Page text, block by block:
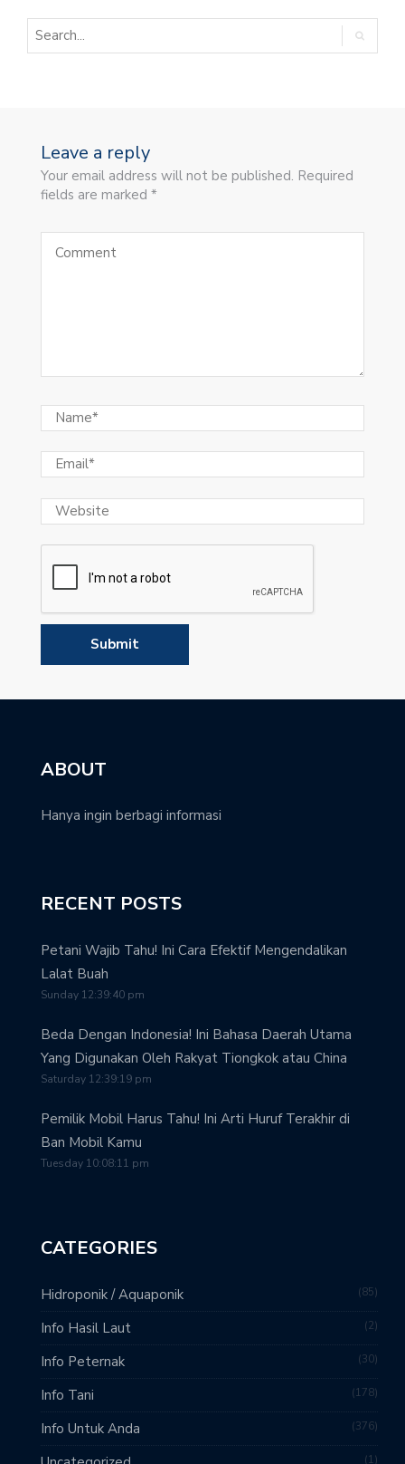
Leave a reply
Your email address will not be published. Required
fields are marked *
ABOUT
Hanya ingin berbagi informasi
RECENT POSTS
Petani Wajib Tahu! Ini Cara Efektif Mengendalikan
Lalat Buah
Sunday 12:39:40 pm
Beda Dengan Indonesia! Ini Bahasa Daerah Utama
Yang Digunakan Oleh Rakyat Tiongkok atau China
Saturday 12:39:19 pm
Pemilik Mobil Harus Tahu! Ini Arti Huruf Terakhir di
Ban Mobil Kamu
Tuesday 10:08:11 pm
CATEGORIES
Hidroponik / Aquaponik 85
Info Hasil Laut 2
Info Peternak 30
Info Tani 178
Info Untuk Anda 376
1